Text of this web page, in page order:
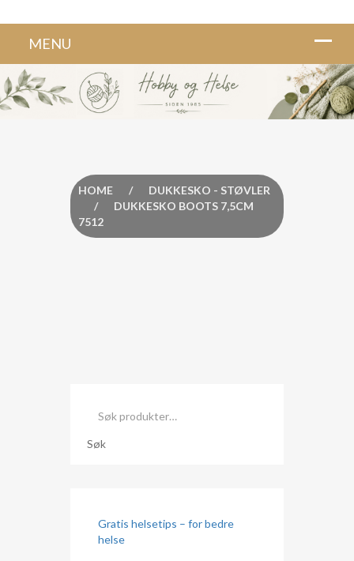
HOME /
DUKKESKO - STØVLER
/
DUKKESKO BOOTS 7,5CM
7512
etter:
Søk
Gratis helsetips – for bedre
helse